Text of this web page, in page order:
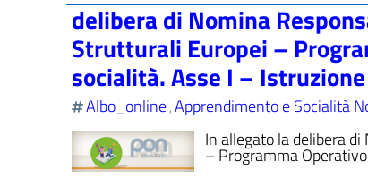
delibera di Nomina
Strutturali Europei –
socialità. Asse I –
Albo_online,Apprendimento e Socialità
In allegato la delibera
– Programma